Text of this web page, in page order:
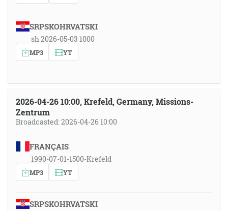
SRPSKOHRVATSKI
sh 2026-05-03 1000
MP3 YT
2026-04-26 10:00, Krefeld, Germany, Missions-
Zentrum
Broadcasted: 2026-04-26 10:00
FRANÇAIS
1990-07-01-1500-Krefeld
MP3 YT
SRPSKOHRVATSKI